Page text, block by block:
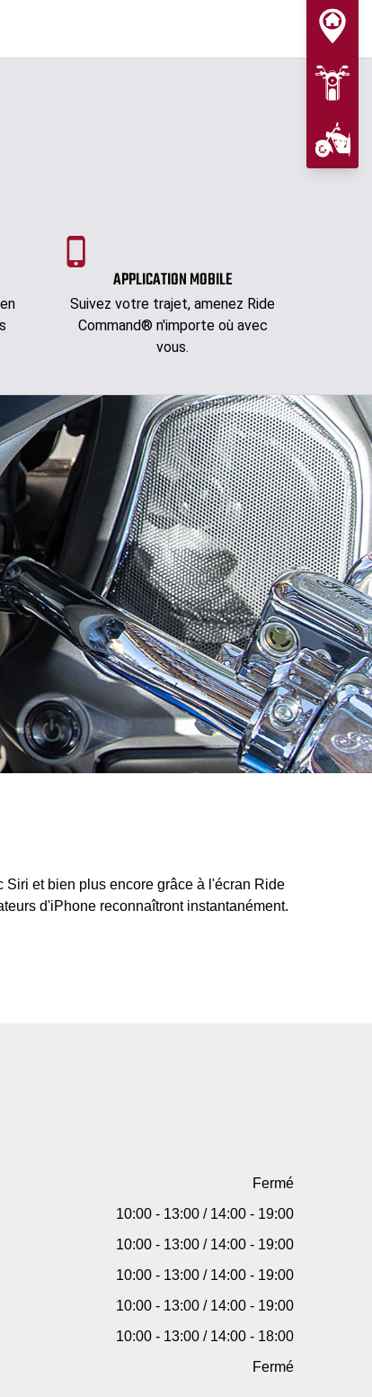
APPLICATION MOBILE
Suivez votre trajet, amenez Ride
Command® n'importe où avec
vous.
et bien plus encore grâce à l'écran Ride
d'iPhone reconnaîtront instantanément.
Fermé
10:00 - 13:00 / 14:00 - 19:00
10:00 - 13:00 / 14:00 - 19:00
10:00 - 13:00 / 14:00 - 19:00
10:00 - 13:00 / 14:00 - 19:00
10:00 - 13:00 / 14:00 - 18:00
Fermé